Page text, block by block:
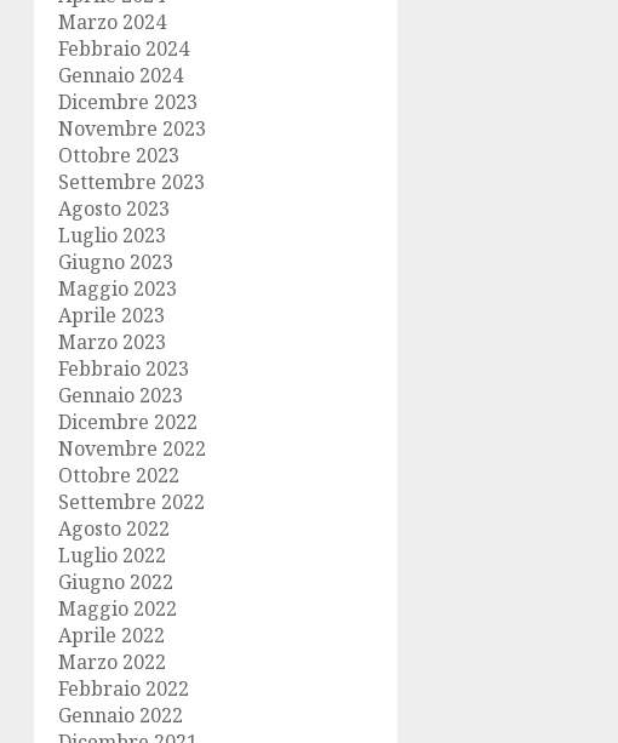
Marzo 2024
Febbraio 2024
Gennaio 2024
Dicembre 2023
Novembre 2023
Ottobre 2023
Settembre 2023
Agosto 2023
Luglio 2023
Giugno 2023
Maggio 2023
Aprile 2023
Marzo 2023
Febbraio 2023
Gennaio 2023
Dicembre 2022
Novembre 2022
Ottobre 2022
Settembre 2022
Agosto 2022
Luglio 2022
Giugno 2022
Maggio 2022
Aprile 2022
Marzo 2022
Febbraio 2022
Gennaio 2022